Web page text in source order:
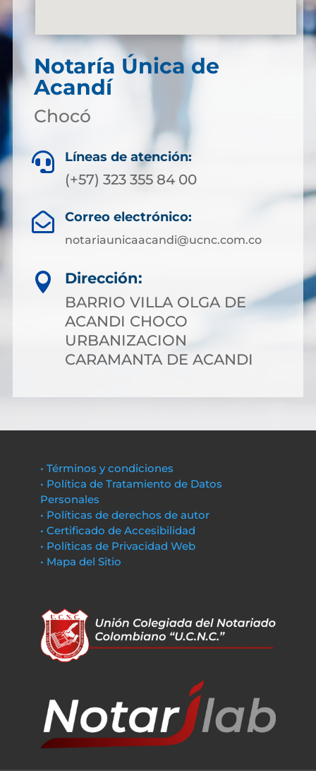
Notaría Única de
Acandí
Chocó
 Líneas de atención:
(+57) 323 355 84 00
 Correo electrónico:
notariaunicaacandi@ucnc.com.co

Dirección:
BARRIO VILLA OLGA DE
ACANDI CHOCO
URBANIZACION
CARAMANTA DE ACANDI
• Términos y condiciones
• Política de Tratamiento de Datos
Personales
• Políticas de derechos de autor
• Certificado de Accesibilidad
• Políticas de Privacidad Web
• Mapa del Sitio